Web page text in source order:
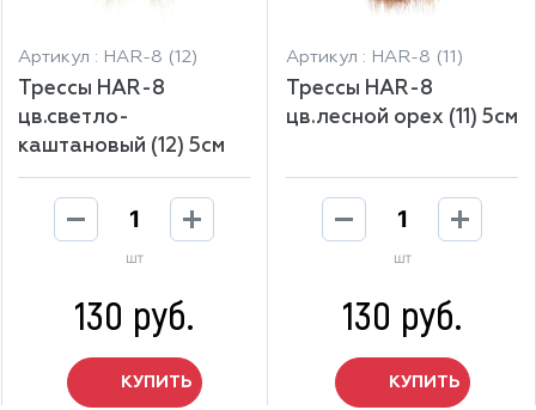
Артикул : HAR-8 (12)
Трессы HAR-8
цв.светло-
каштановый (12) 5см
шт
130 руб.
КУПИТЬ
Артикул : HAR-8 (11)
Трессы HAR-8
цв.лесной орех (11) 5см
шт
130 руб.
КУПИТЬ